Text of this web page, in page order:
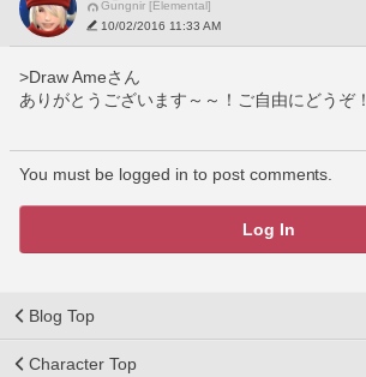
Gungnir [Elemental]
10/02/2016 11:33 AM
>Draw Ameさん
ありがとうございます～～！ご自由にどうぞ！
You must be logged in to post comments.
Log In
Blog Top
Character Top